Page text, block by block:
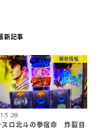
新記事
解析情報
スロ北斗の拳宿命 炸裂目